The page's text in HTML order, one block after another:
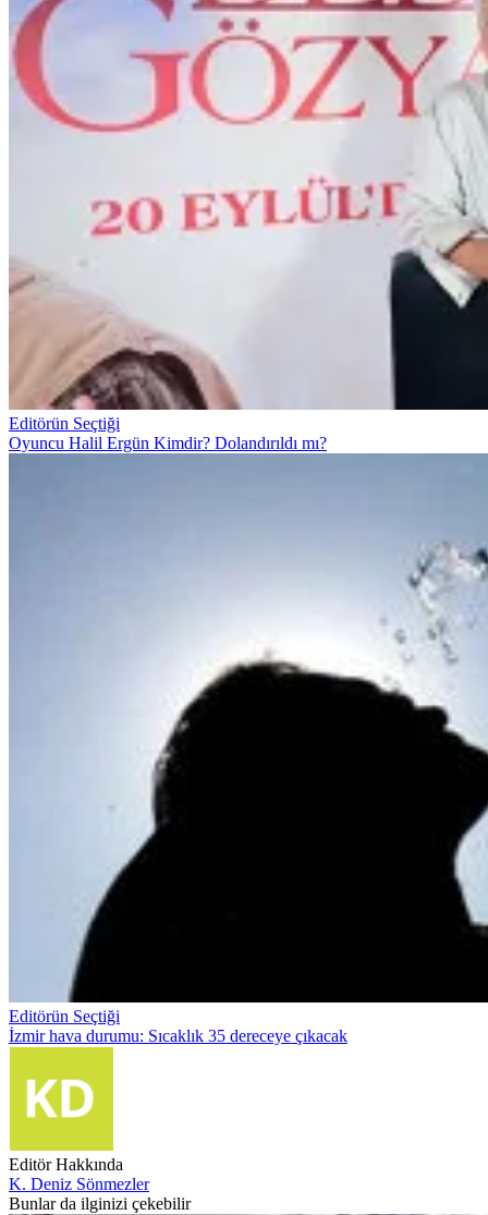
Editörün Seçtiği
Oyuncu Halil Ergün Kimdir? Dolandırıldı mı?
Editörün Seçtiği
İzmir hava durumu: Sıcaklık 35 dereceye çıkacak
Editör Hakkında
K. Deniz Sönmezler
Bunlar da ilginizi çekebilir